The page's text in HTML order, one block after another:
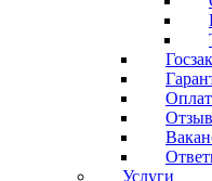
Услуги